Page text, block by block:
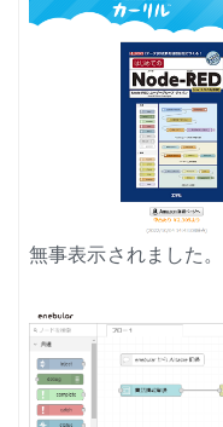
無事表示されました。